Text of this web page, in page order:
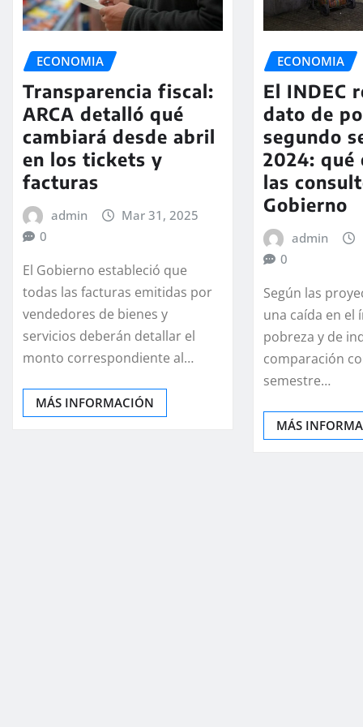
ECONOMIA
Transparencia fiscal:
ARCA detalló qué
cambiará desde abril
en los tickets y
facturas
admin
Mar 31, 2025
0
El Gobierno estableció que
todas las facturas emitidas por
vendedores de bienes y
servicios deberán detallar el
monto correspondiente al…
MÁS INFORMACIÓN
ECONOMIA
El INDEC
dato de
segundo
2024: qué
las
Gobierno
admin
0
Según las
una caída en el
pobreza y de
comparación
semestre…
MÁS